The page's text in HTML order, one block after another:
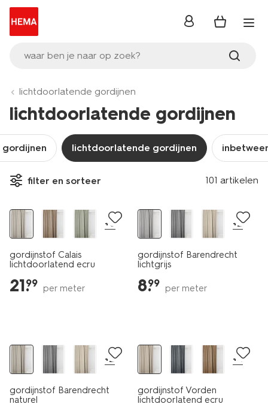
waar ben je naar op zoek?
inloggen
lichtdoorlatende gordijnen
lichtdoorlatende gordijnen
lichtdoorlatende gordijnen
filter en sorteer 101 artikelen
+6
gordijnstof Calais
lichtdoorlatend ecru
21.
99 per meter
+2
gordijnstof Barendrecht
lichtgrijs
8.
99 per meter
+2
gordijnstof Barendrecht
naturel
+4
gordijnstof Vorden
lichtdoorlatend ecru